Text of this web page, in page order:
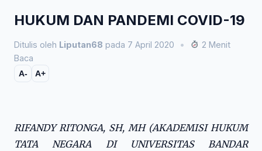
HUKUM DAN PANDEMI COVID-19
Ditulis oleh Liputan68 pada 7 April 2020 •
2 Menit
Baca
A- A+
RIFANDY RITONGA, SH, MH (AKADEMISI HUKUM
TATA NEGARA DI UNIVERSITAS BANDAR